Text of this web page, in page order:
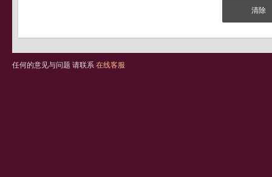
任何的意见与问题 请联系 在线客服